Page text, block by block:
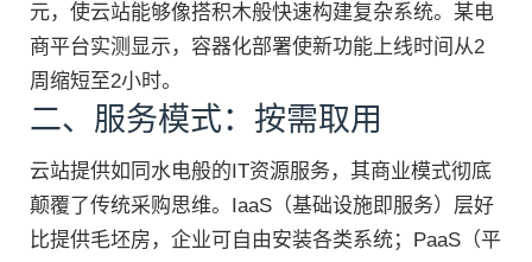
元，使云站能够像搭积木般快速构建复杂系统。某电
商平台实测显示，容器化部署使新功能上线时间从2
周缩短至2小时。
二、服务模式：按需取用
云站提供如同水电般的IT资源服务，其商业模式彻底
颠覆了传统采购思维。IaaS（基础设施即服务）层好
比提供毛坯房，企业可自由安装各类系统；PaaS（平